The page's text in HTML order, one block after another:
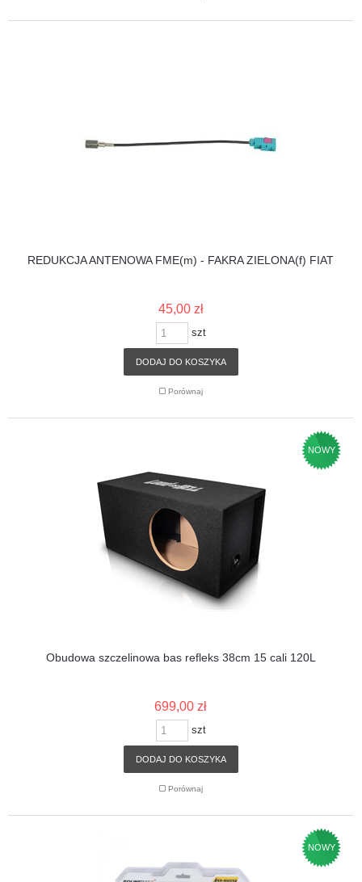
REDUKCJA ANTENOWA FME(m) - FAKRA ZIELONA(f) FIAT
45,00 zł
szt
DODAJ DO KOSZYKA
Porównaj
NOWY
Obudowa szczelinowa bas refleks 38cm 15 cali 120L
699,00 zł
szt
DODAJ DO KOSZYKA
Porównaj
NOWY